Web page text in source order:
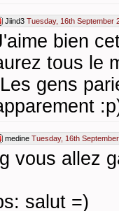
Jiind3 Tuesday, 16th September
bien
tous le
gens
medine Tuesday, 16th
vous allez
salut =)